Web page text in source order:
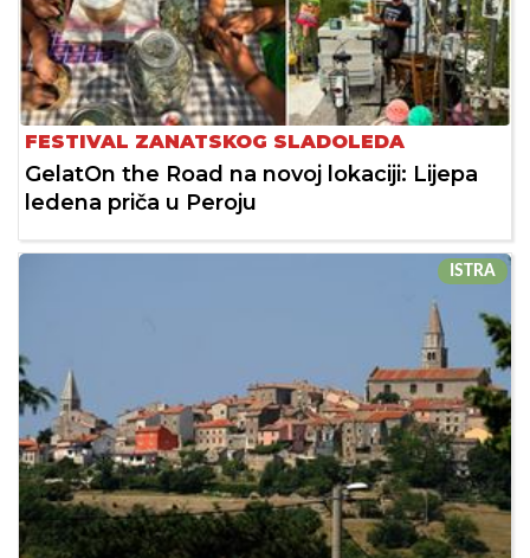
FESTIVAL ZANATSKOG SLADOLEDA
GelatOn the Road na novoj lokaciji: Lijepa
ledena priča u Peroju
ISTRA